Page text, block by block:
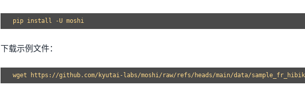
下载示例文件：